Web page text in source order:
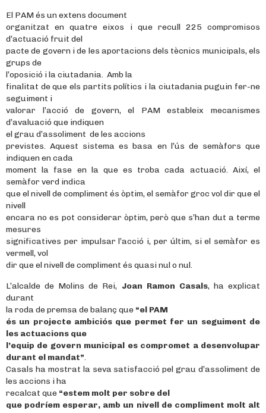
El PAM és un extens document
organitzat en quatre eixos i que recull 225 compromisos
d’actuació fruit del
pacte de govern i de les aportacions dels tècnics municipals, els
grups de
l’oposició i la ciutadania. Amb la
finalitat de que els partits polítics i la ciutadania puguin fer-ne
seguiment i
valorar l’acció de govern, el PAM estableix mecanismes
d’avaluació que indiquen
el grau d’assoliment de les accions
previstes. Aquest sistema es basa en l’ús de semàfors que
indiquen en cada
moment la fase en la que es troba cada actuació. Així, el
semàfor verd indica
que el nivell de compliment és òptim, el semàfor groc vol dir que el
nivell
encara no es pot considerar òptim, però que s’han dut a terme
mesures
significatives per impulsar l’acció i, per últim, si el semàfor es
vermell, vol
dir que el nivell de compliment és quasi nul o nul.
L’alcalde de Molins de Rei, Joan Ramon Casals, ha explicat
durant
la roda de premsa de balanç que “el PAM
és un projecte ambiciós que permet fer un seguiment de
les actuacions que
l’equip de govern municipal es compromet a desenvolupar
durant el mandat”.
Casals ha mostrat la seva satisfacció pel grau d’assoliment de
les accions i ha
recalcat que “estem molt per sobre del
que podríem esperar, amb un nivell de compliment molt alt